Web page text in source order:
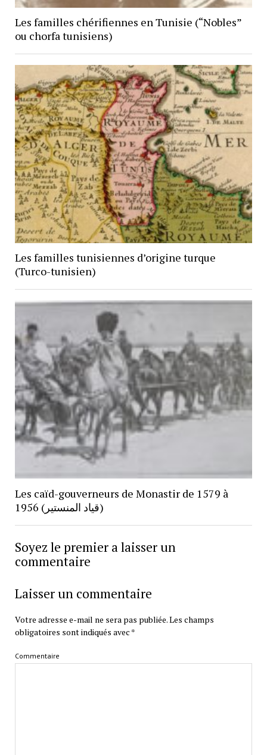
Les familles chérifiennes en Tunisie (“Nobles”
ou chorfa tunisiens)
Les familles tunisiennes d’origine turque
(Turco-tunisien)
Les caïd-gouverneurs de Monastir de 1579 à
1956 (قياد المنستير)
Soyez le premier a laisser un
commentaire
Laisser un commentaire
Votre adresse e-mail ne sera pas publiée.Les champs
obligatoires sont indiqués avec *
Commentaire